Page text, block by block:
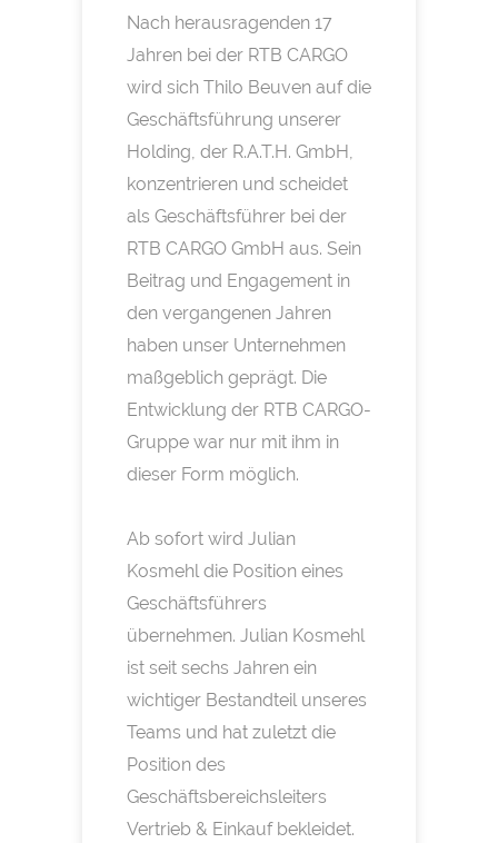
Nach herausragenden 17
Jahren bei der RTB CARGO
wird sich Thilo Beuven auf die
Geschäftsführung unserer
Holding, der R.A.T.H. GmbH,
konzentrieren und scheidet
als Geschäftsführer bei der
RTB CARGO GmbH aus. Sein
Beitrag und Engagement in
den vergangenen Jahren
haben unser Unternehmen
maßgeblich geprägt. Die
Entwicklung der RTB CARGO-
Gruppe war nur mit ihm in
dieser Form möglich.
Ab sofort wird Julian
Kosmehl die Position eines
Geschäftsführers
übernehmen. Julian Kosmehl
ist seit sechs Jahren ein
wichtiger Bestandteil unseres
Teams und hat zuletzt die
Position des
Geschäftsbereichsleiters
Vertrieb & Einkauf bekleidet.